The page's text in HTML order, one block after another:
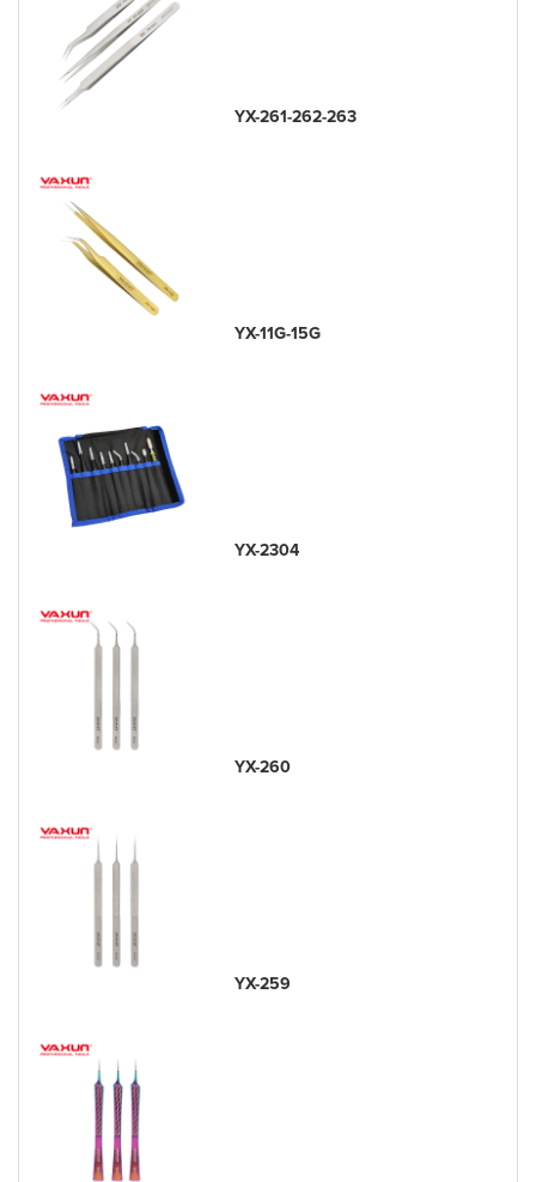
YX-261-262-263
YX-11G-15G
YX-2304
YX-260
YX-259